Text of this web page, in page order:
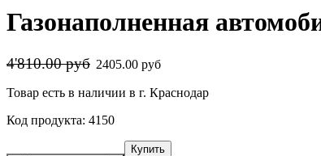
Газонаполненная
4'810.00 руб 2405.00 руб
Товар есть в наличии в г. Краснодар
Код продукта: 4150